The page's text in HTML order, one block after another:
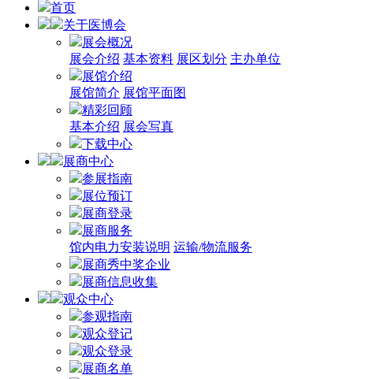
首页
关于医博会
展会概况
展会介绍 基本资料 展区划分 主办单位
展馆介绍
展馆简介 展馆平面图
精彩回顾
基本介绍 展会写真
下载中心
展商中心
参展指南
展位预订
展商登录
展商服务
馆内电力安装说明 运输/物流服务
展商秀中奖企业
展商信息收集
观众中心
参观指南
观众登记
观众登录
展商名单